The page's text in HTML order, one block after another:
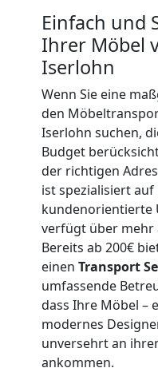
Einfach und
Ihrer Möbel
Iserlohn
Wenn Sie eine
den
Iserlohn suchen,
Budget
der richtigen
ist spezialisiert auf
kundenorientierte
verfügt über mehr
Bereits ab 200€
einen Transport
umfassende
dass Ihre Möbel –
modernes
unversehrt an
ankommen.
Feldkirch
Umzug
Feldkirch
Mann
LKW
Möbellift